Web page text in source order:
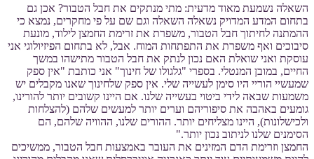
השאלה נשמעת מאוד מדעית: מתי מנתקים את חבל הטבור? אכן גם
בתחום המדע המדויק נשאלה השאלה וגם שם על פי מחקרים, נמצא כי
ההמתנה לחיתוך חבל הטבור, משפרת את זרימת החמצן לילוד, מונעת
סיבוכים ואף משפרת את התפתחות המוח. אבל, לא בתחום הפיזיולוגי אני
עוסקת ואני שואלת האם נכון לנתק את חבל הטבור מתישהו במשך
החיים, במובן המנטלי. בספרי "גלגולו של חינוך" אני כותבת "אין ספק
שמעשיי הוריי היו סימן לעשייה שלי. אין ספק שלחינוך שאנו מקבלים יש
משמעות שבאה לידי ביטוי בעשייה שלנו. אם היינו קשובים יותר להורינו,
גומעים באהבה את סיפוריהם וערים יותר למעשים שלהם (להצלחות
ולכישלונות), היינו מצליחים יותר. ההורים שלנו, ההוויה שלהם, הם
הסימנים שלנו לניתוב נכון יותר."
החמצן וזרימת הדם המזינים את העובר באמצעות חבל הטבור, ממשיכים